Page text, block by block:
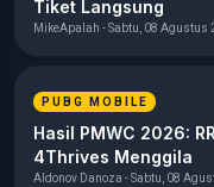
Tiket Langsung
MikeApalah - Sabtu, 08 Agustus
PUBG MOBILE
Hasil PMWC 2026:
4Thrives Menggila
Aldonov Danoza - Sabtu, 08